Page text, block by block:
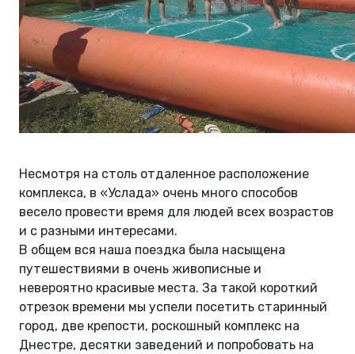
Несмотря на столь отдаленное расположение
комплекса, в «Услада» очень много способов
весело провести время для людей всех возрастов
и с разными интересами.
В общем вся наша поездка была насыщена
путешествиями в очень живописные и
невероятно красивые места. За такой короткий
отрезок времени мы успели посетить старинный
город, две крепости, роскошный комплекс на
Днестре, десятки заведений и попробовать на